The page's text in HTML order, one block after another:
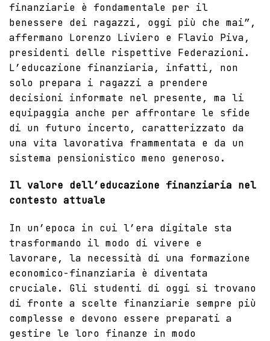
finanziarie è fondamentale per il
benessere dei ragazzi, oggi più che mai”,
affermano Lorenzo Liviero e Flavio Piva,
presidenti delle rispettive Federazioni.
L’educazione finanziaria, infatti, non
solo prepara i ragazzi a prendere
decisioni informate nel presente, ma li
equipaggia anche per affrontare le sfide
di un futuro incerto, caratterizzato da
una vita lavorativa frammentata e da un
sistema pensionistico meno generoso.
Il valore dell’educazione finanziaria nel
contesto attuale
In un’epoca in cui l’era digitale sta
trasformando il modo di vivere e
lavorare, la necessità di una formazione
economico-finanziaria è diventata
cruciale. Gli studenti di oggi si trovano
di fronte a scelte finanziarie sempre più
complesse e devono essere preparati a
gestire le loro finanze in modo